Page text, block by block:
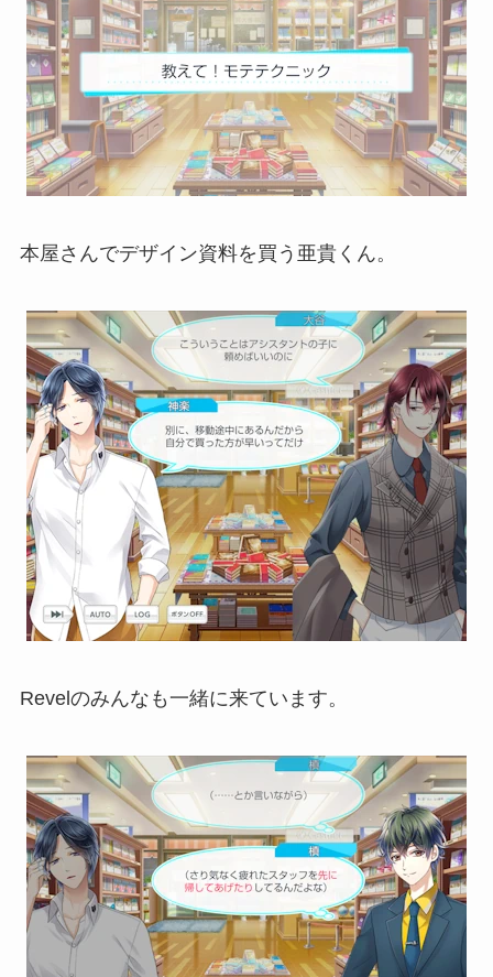
本屋さんでデザイン資料を買う亜貴くん。
Revelのみんなも一緒に来ています。